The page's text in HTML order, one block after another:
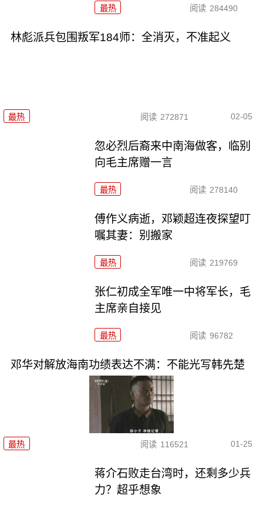
最热 阅读 284490
林彪派兵包围叛军184师：全消灭，不准起义
最热 阅读 272871 02-05
忽必烈后裔来中南海做客，临别
向毛主席赠一言
最热 阅读 278140
傅作义病逝，邓颖超连夜探望叮
嘱其妻：别搬家
最热 阅读 219769
张仁初成全军唯一中将军长，毛
主席亲自接见
最热 阅读 96782
邓华对解放海南功绩表达不满：不能光写韩先楚
最热 阅读 116521 01-25
蒋介石败走台湾时，还剩多少兵
力？超乎想象